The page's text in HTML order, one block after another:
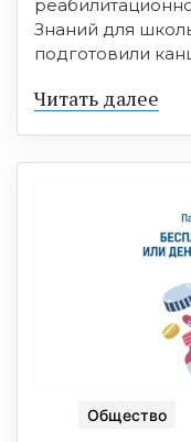
Знаний для
подготовили
Читать далее
Общество